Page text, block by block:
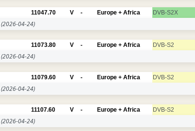
11047.70 V - Europe + Africa DVB-S2X
(2026-04-24)
11073.80 V - Europe + Africa DVB-S2
(2026-04-24)
11079.60 V - Europe + Africa DVB-S2
(2026-04-24)
11107.60 V - Europe + Africa DVB-S2
(2026-04-24)